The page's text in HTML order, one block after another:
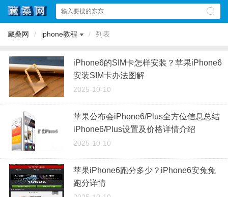
藏桑网 / iphone教程 / 列表
iPhone6的SIM卡怎样安装？苹果iPhone6
安装SIM卡办法图解
2025-10-10
苹果公布会iPhone6/Plus全方位信息总结
iPhone6/Plus设置及价格详情介绍
2025-10-10
苹果iPhone6跑分多少？iPhone6安兔兔
跑分详情